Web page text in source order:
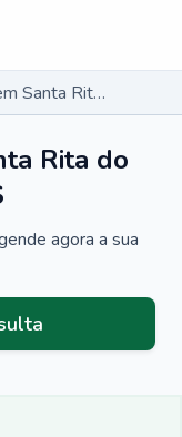
Cardiologista em Santa Rita do Pardo - MS
Rita do
agora a sua